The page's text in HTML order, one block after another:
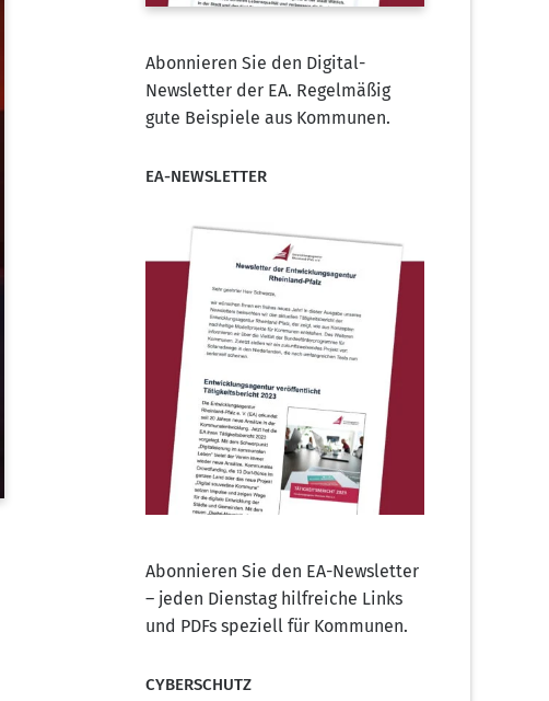
Abonnieren Sie den Digital-
Newsletter der EA. Regelmäßig
gute Beispiele aus Kommunen.
EA-NEWSLETTER
Abonnieren Sie den EA-Newsletter
– jeden Dienstag hilfreiche Links
und PDFs speziell für Kommunen.
CYBERSCHUTZ